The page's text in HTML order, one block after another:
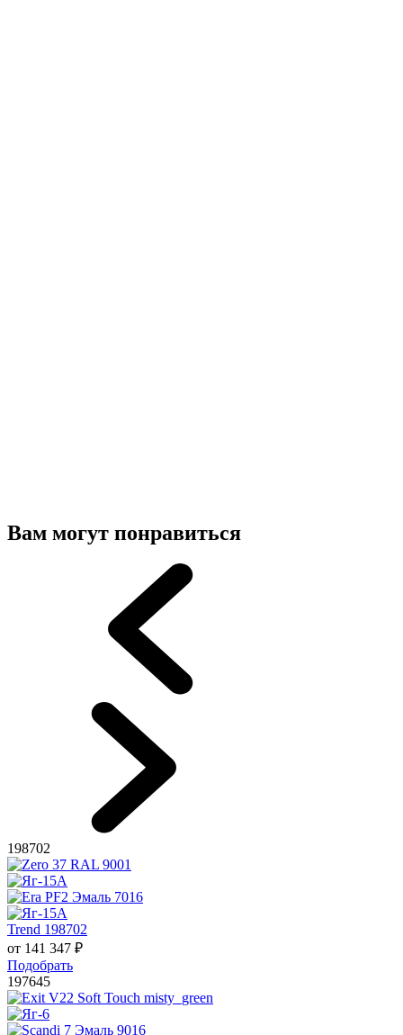
Вам могут понравиться
198702
Trend 198702
от 141 347 ₽
Подобрать
197645